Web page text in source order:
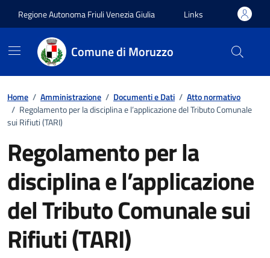
Regione Autonoma Friuli Venezia Giulia Links
Comune di Moruzzo
Home / Amministrazione / Documenti e Dati / Atto normativo
/ Regolamento per la disciplina e l’applicazione del Tributo Comunale
sui Rifiuti (TARI)
Regolamento per la
disciplina e l’applicazione
del Tributo Comunale sui
Rifiuti (TARI)